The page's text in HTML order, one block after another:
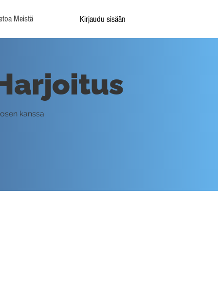
Meistä Kirjaudu sisään
kanssa.